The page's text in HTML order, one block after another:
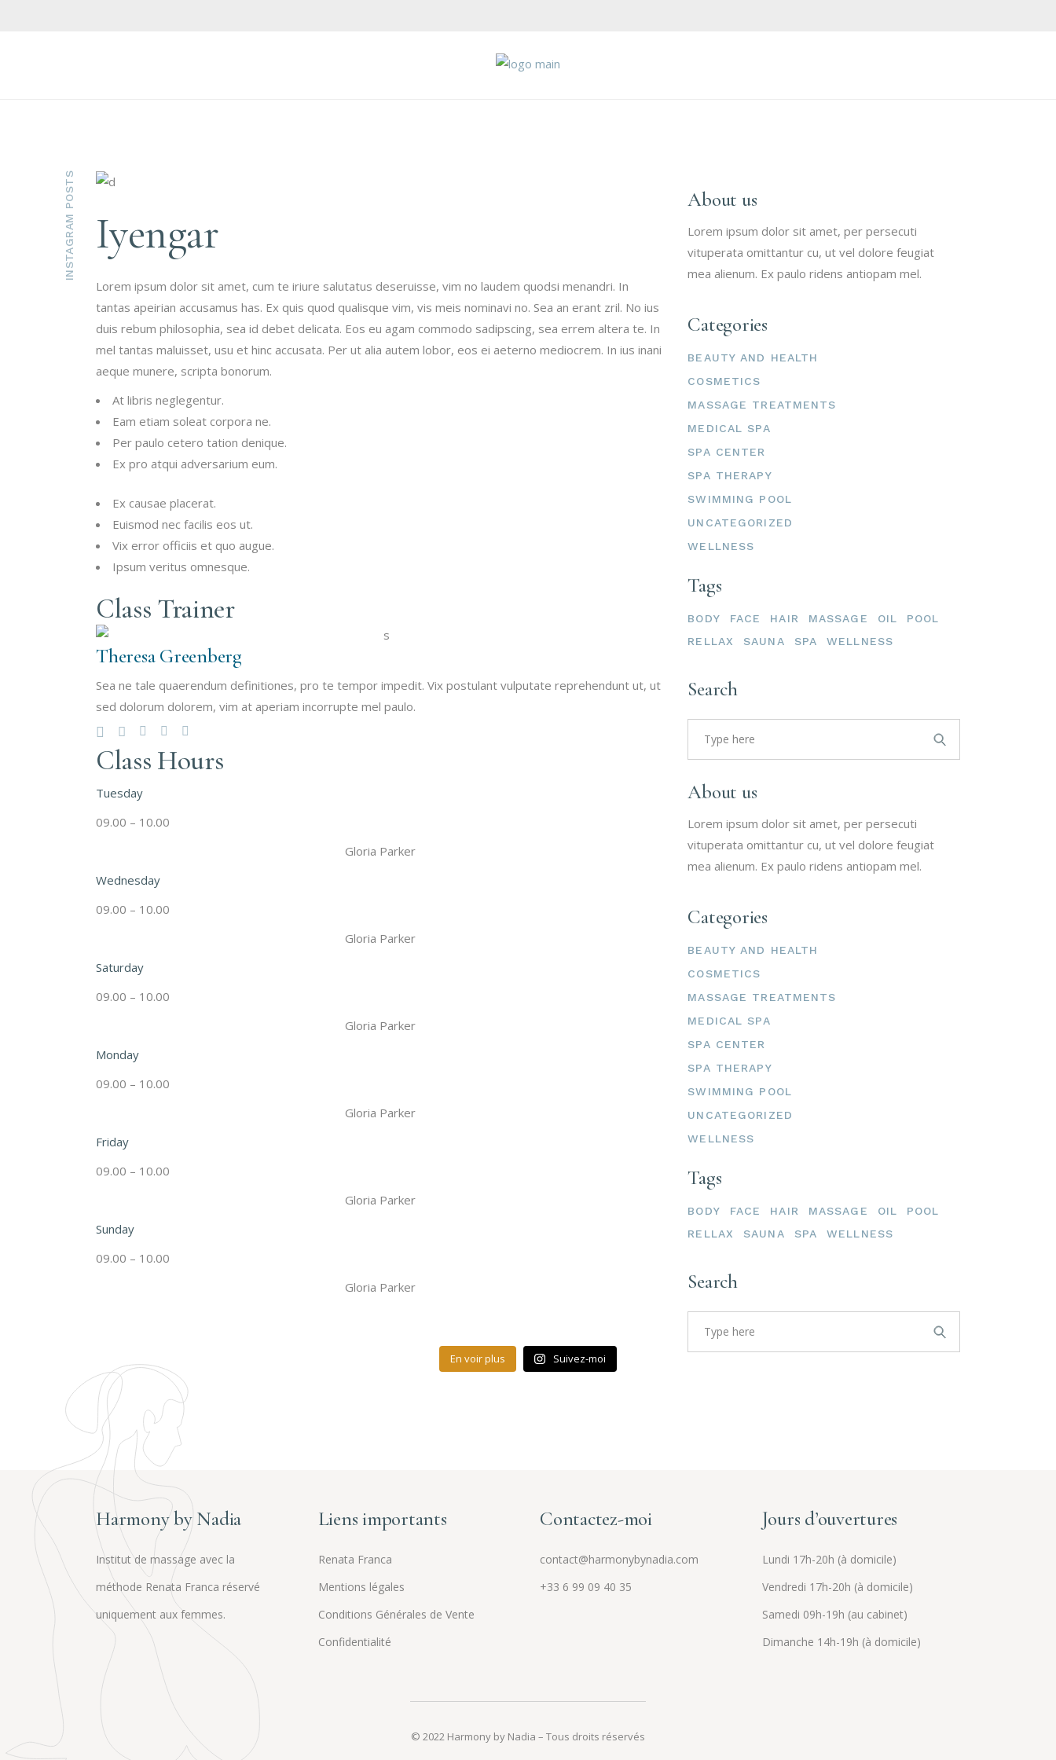
Iyengar
Lorem ipsum dolor sit amet, cum te iriure salutatus deseruisse, vim no laudem quodsi menandri. In
tantas apeirian accusamus has. Ex quis quod qualisque vim, vis meis nominavi no. Sea an erant zril. No ius
duis rebum philosophia, sea id debet delicata. Eos eu agam commodo sadipscing, sea errem altera te. In
mel tantas maluisset, usu et hinc accusata. Per ut alia autem lobor, eos ei aeterno mediocrem. In ius inani
aeque munere, scripta bonorum.
At libris neglegentur.
Eam etiam soleat corpora ne.
Per paulo cetero tation denique.
Ex pro atqui adversarium eum.
Ex causae placerat.
Euismod nec facilis eos ut.
Vix error officiis et quo augue.
Ipsum veritus omnesque.
Class Trainer
Theresa Greenberg
Sea ne tale quaerendum definitiones, pro te tempor impedit. Vix postulant vulputate reprehendunt ut, ut
sed dolorum dolorem, vim at aperiam incorrupte mel paulo.
Class Hours
Tuesday
09.00 – 10.00
Gloria Parker
Wednesday
09.00 – 10.00
Gloria Parker
Saturday
09.00 – 10.00
Gloria Parker
Monday
09.00 – 10.00
Gloria Parker
Friday
09.00 – 10.00
Gloria Parker
Sunday
09.00 – 10.00
Gloria Parker
INSTAGRAM POSTS
En voir plus Suivez-moi
About us
Lorem ipsum dolor sit amet, per persecuti
vituperata omittantur cu, ut vel dolore feugiat
mea alienum. Ex paulo ridens antiopam mel.
Categories
BEAUTY AND HEALTH
COSMETICS
MASSAGE TREATMENTS
MEDICAL SPA
SPA CENTER
SPA THERAPY
SWIMMING POOL
UNCATEGORIZED
WELLNESS
Tags
BODY FACE HAIR MASSAGE OIL
POOL
RELLAX
SAUNA SPA WELLNESS
Search
Search
for:
About us
Lorem ipsum dolor sit amet, per persecuti
vituperata omittantur cu, ut vel dolore feugiat
mea alienum. Ex paulo ridens antiopam mel.
Categories
BEAUTY AND HEALTH
COSMETICS
MASSAGE TREATMENTS
MEDICAL SPA
SPA CENTER
SPA THERAPY
SWIMMING POOL
UNCATEGORIZED
WELLNESS
Tags
BODY FACE HAIR MASSAGE OIL
POOL
RELLAX
SAUNA SPA WELLNESS
Search
Search
for:
Harmony by Nadia
Institut de massage avec la
méthode Renata Franca réservé
uniquement aux femmes.
Liens importants
Renata Franca
Mentions légales
Conditions Générales de Vente
Confidentialité
Contactez-moi
contact@harmonybynadia.com
+33 6 99 09 40 35
Jours d’ouvertures
Lundi 17h-20h (à domicile)
Vendredi 17h-20h (à domicile)
Samedi 09h-19h (au cabinet)
Dimanche 14h-19h (à domicile)
© 2022 Harmony by Nadia – Tous droits réservés